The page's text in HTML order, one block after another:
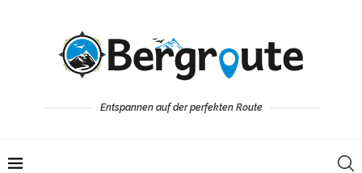
Entspannen auf der perfekten Route